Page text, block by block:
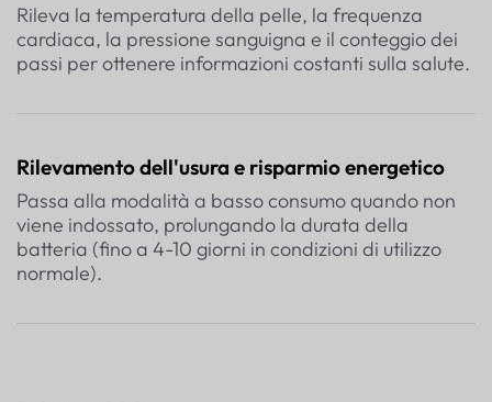
Rileva la temperatura della pelle, la frequenza
cardiaca, la pressione sanguigna e il conteggio dei
passi per ottenere informazioni costanti sulla salute.
Rilevamento dell'usura e risparmio energetico
Passa alla modalità a basso consumo quando non
viene indossato, prolungando la durata della
batteria (fino a 4-10 giorni in condizioni di utilizzo
normale).